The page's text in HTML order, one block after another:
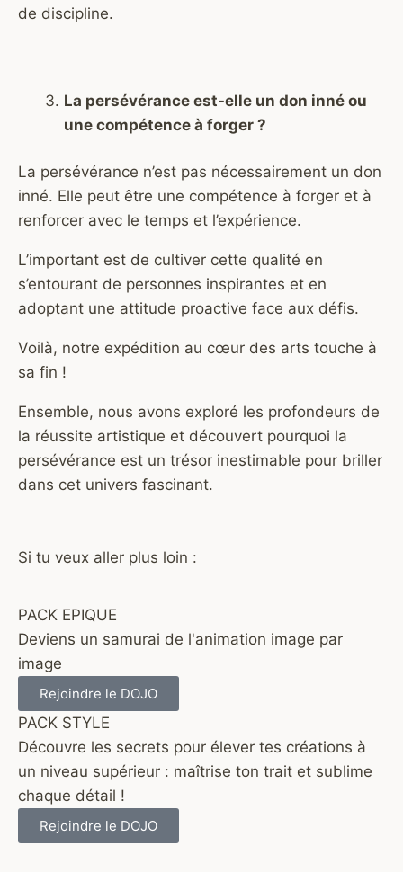
de discipline.
La persévérance est-elle un don inné ou
une compétence à forger ?
La persévérance n’est pas nécessairement un don
inné. Elle peut être une compétence à forger et à
renforcer avec le temps et l’expérience.
L’important est de cultiver cette qualité en
s’entourant de personnes inspirantes et en
adoptant une attitude proactive face aux défis.
Voilà, notre expédition au cœur des arts touche à
sa fin !
Ensemble, nous avons exploré les profondeurs de
la réussite artistique et découvert pourquoi la
persévérance est un trésor inestimable pour briller
dans cet univers fascinant.
Si tu veux aller plus loin :
PACK EPIQUE
Deviens un samurai de l'animation image par
image
Rejoindre le DOJO
PACK STYLE
Découvre les secrets pour élever tes créations à
un niveau supérieur : maîtrise ton trait et sublime
chaque détail !
Rejoindre le DOJO